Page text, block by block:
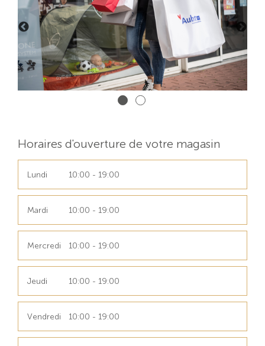
Horaires d'ouverture de votre magasin
Lundi 10:00 - 19:00
Mardi 10:00 - 19:00
Mercredi 10:00 - 19:00
Jeudi 10:00 - 19:00
Vendredi 10:00 - 19:00